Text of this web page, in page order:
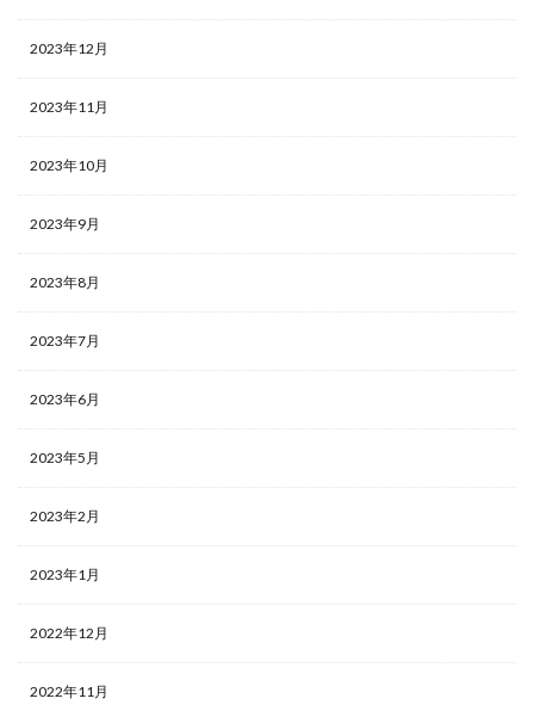
2023年12月
2023年11月
2023年10月
2023年9月
2023年8月
2023年7月
2023年6月
2023年5月
2023年2月
2023年1月
2022年12月
2022年11月